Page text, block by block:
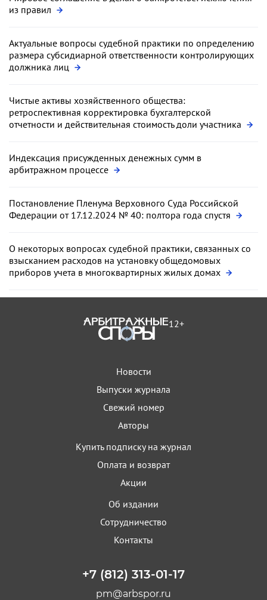
из правил
Актуальные вопросы судебной практики по определению
размера субсидиарной ответственности контролирующих
должника лиц
Чистые активы хозяйственного общества:
ретроспективная корректировка бухгалтерской
отчетности и действительная стоимость доли участника
Индексация присужденных денежных сумм в
арбитражном процессе
Постановление Пленума Верховного Суда Российской
Федерации от 17.12.2024 № 40: полтора года спустя
О некоторых вопросах судебной практики, связанных со
взысканием расходов на установку общедомовых
приборов учета в многоквартирных жилых домах
12+
Новости
Выпуски журнала
Свежий номер
Авторы
Купить подписку на журнал
Оплата и возврат
Акции
Об издании
Сотрудничество
Контакты
+7 (812) 313-01-17
pm@arbspor.ru